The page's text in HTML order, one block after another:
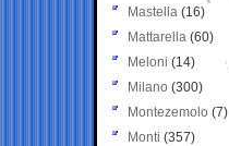
Mastella (16)
Mattarella (60)
Meloni (14)
Milano (300)
Montezemolo (7)
Monti (357)